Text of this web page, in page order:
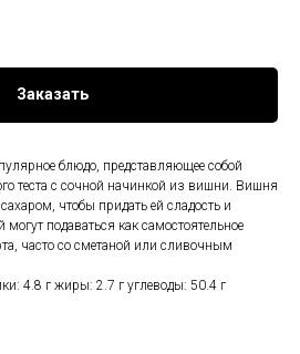
Заказать
блюдо, представляющее собой
теста с сочной начинкой из вишни. Вишня
чтобы придать ей сладость и
подаваться как самостоятельное
часто со сметаной или сливочным
4.8 г жиры: 2.7 г углеводы: 50.4 г